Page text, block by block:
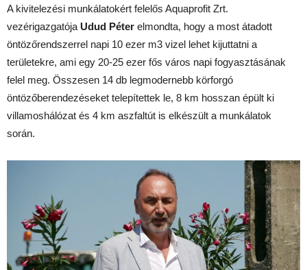
A kivitelezési munkálatokért felelős Aquaprofit Zrt.
vezérigazgatója Udud Péter elmondta, hogy a most átadott
öntözőrendszerrel napi 10 ezer m3 vizel lehet kijuttatni a
területekre, ami egy 20-25 ezer fős város napi fogyasztásának
felel meg. Összesen 14 db legmodernebb körforgó
öntözőberendezéseket telepítettek le, 8 km hosszan épült ki
villamoshálózat és 4 km aszfaltút is elkészült a munkálatok
során.